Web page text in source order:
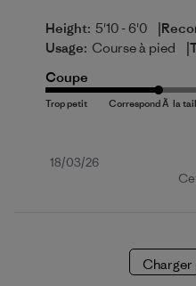
Height: 5'10 - 6'0 |
Usage: Course à pied |
Coupe
Date
18/03/26
Charger